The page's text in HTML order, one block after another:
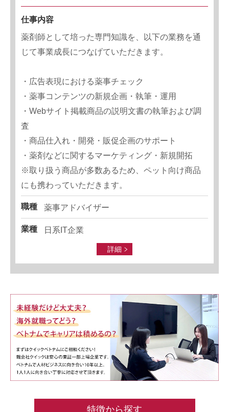
仕事内容
薬剤師として培った専門知識を、以下の業務を通
じて事業成長につなげていただきます。
・広告表現における薬事チェック
・薬事コンテンツの新規企画・執筆・運用
・Webサイト掲載商品の説明文書の執筆および調
査
・商品仕入れ・開発・販促企画のサポート
・薬剤などに関するマーケティング・新規開拓
※取り扱う商品が多数あるため、ペット向け商品
にも携わっていただきます。
職種 薬事アドバイザー
業種 日系IT企業
詳細
特徴から探す